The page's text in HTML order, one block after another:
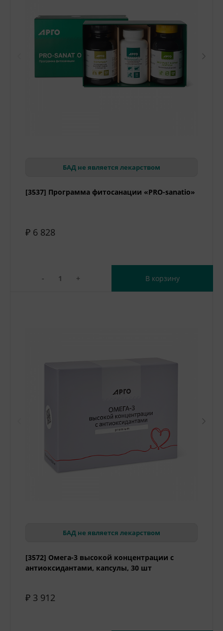
БАД не является лекарством
[3537] Программа фитосанации «PRO-sanatio»
₽ 6 828
- + В корзину
БАД не является лекарством
[3572] Омега-3 высокой концентрации с
антиоксидантами, капсулы, 30 шт
₽ 3 912